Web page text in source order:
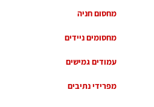
מחסום חניה
מחסומים ניידים
עמודים גמישים
מפרידי נתיבים